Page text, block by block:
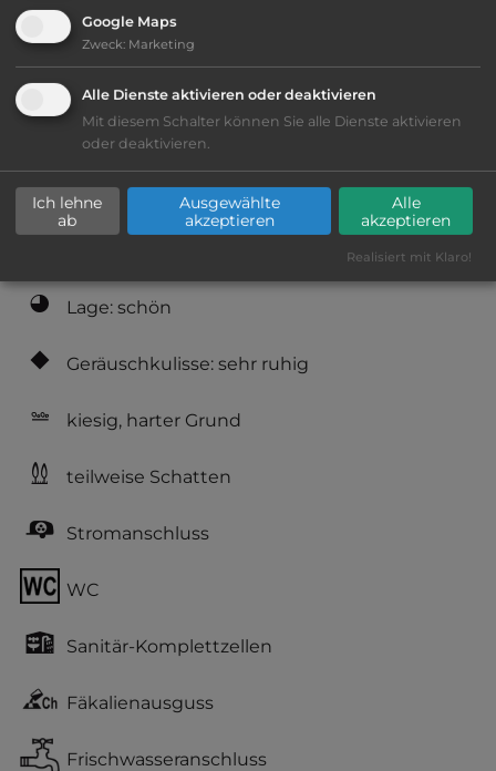
Sehenswürdigkeiten:
Rittergut Positz.
Ausstattung
Lage: schön
Geräuschkulisse: sehr ruhig
kiesig, harter Grund
teilweise Schatten
Stromanschluss
WC
Sanitär-Komplettzellen
Fäkalienausguss
Frischwasseranschluss
Google Maps
Zweck: Marketing
Alle Dienste aktivieren oder deaktivieren
Mit diesem Schalter können Sie alle Dienste aktivieren
oder deaktivieren.
Ich lehne
ab
Ausgewählte
akzeptieren
Alle
akzeptieren
Realisiert mit Klaro!